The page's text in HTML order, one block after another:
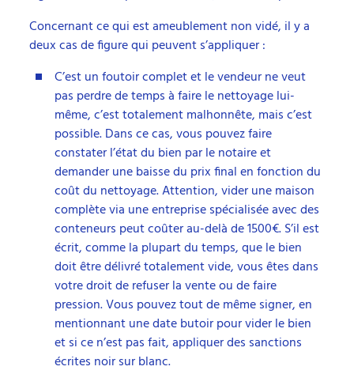
Concernant ce qui est ameublement non vidé, il y a
deux cas de figure qui peuvent s’appliquer :
C’est un foutoir complet et le vendeur ne veut
pas perdre de temps à faire le nettoyage lui-
même, c’est totalement malhonnête, mais c’est
possible. Dans ce cas, vous pouvez faire
constater l’état du bien par le notaire et
demander une baisse du prix final en fonction du
coût du nettoyage. Attention, vider une maison
complète via une entreprise spécialisée avec des
conteneurs peut coûter au-delà de 1500€. S’il est
écrit, comme la plupart du temps, que le bien
doit être délivré totalement vide, vous êtes dans
votre droit de refuser la vente ou de faire
pression. Vous pouvez tout de même signer, en
mentionnant une date butoir pour vider le bien
et si ce n’est pas fait, appliquer des sanctions
écrites noir sur blanc.